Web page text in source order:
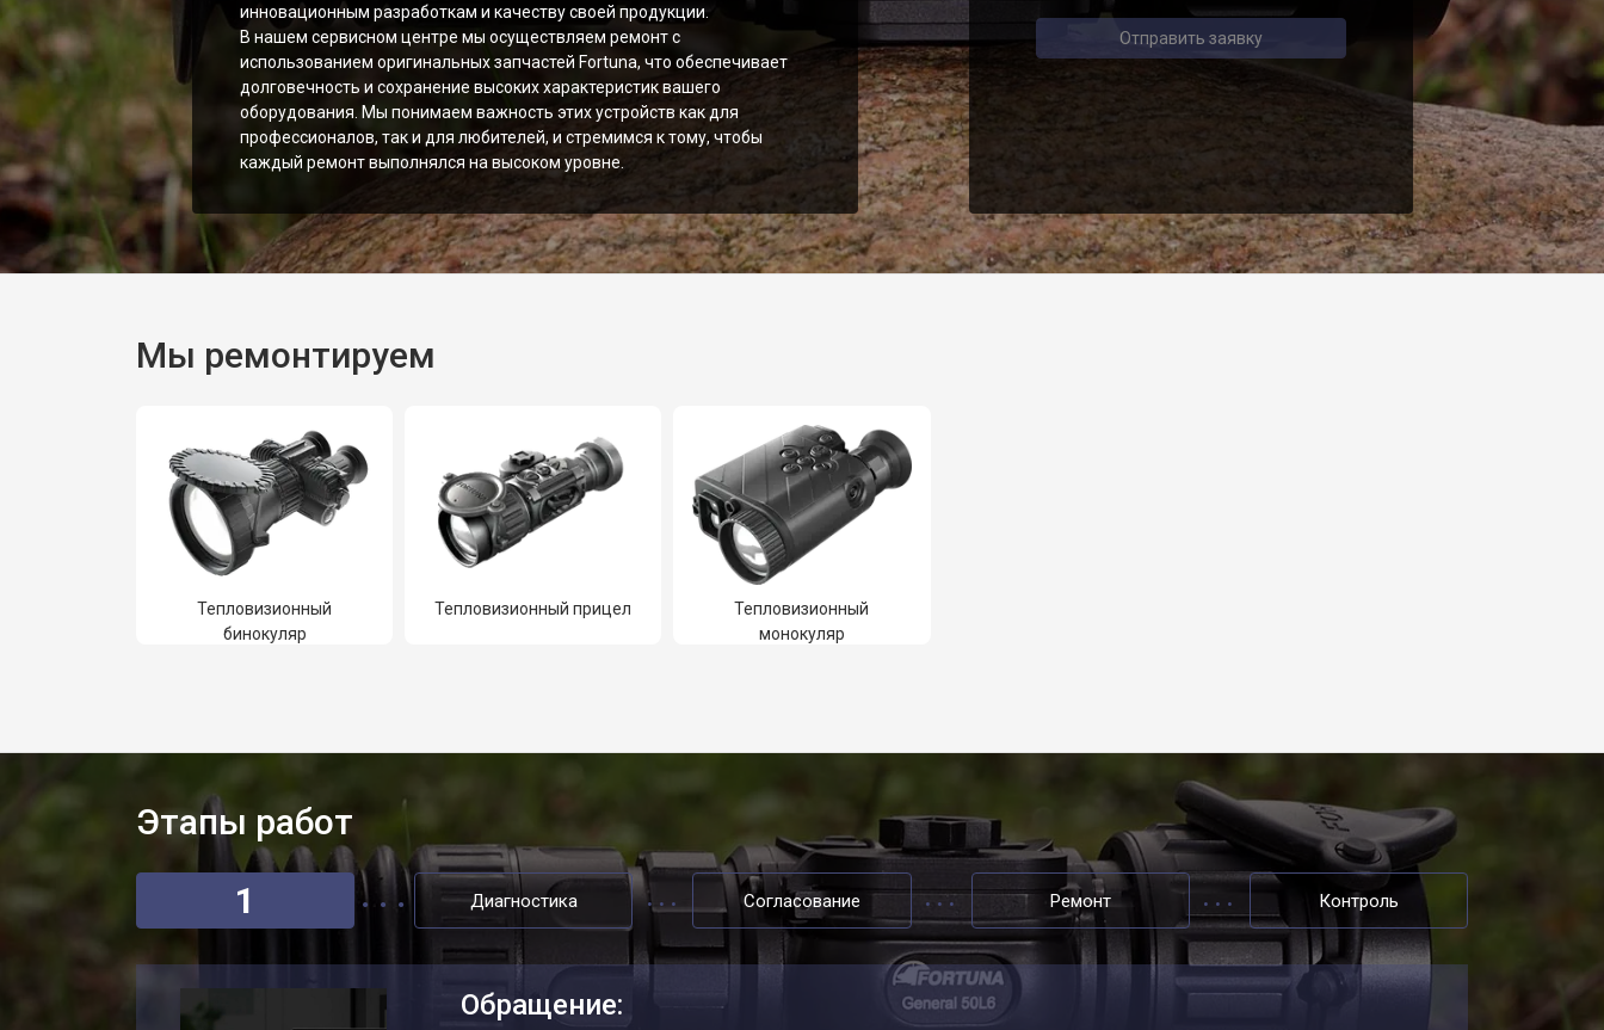
инновационным разработкам и качеству своей продукции.
В нашем сервисном центре мы осуществляем ремонт с
использованием оригинальных запчастей Fortuna, что обеспечивает
долговечность и сохранение высоких характеристик вашего
оборудования. Мы понимаем важность этих устройств как для
профессионалов, так и для любителей, и стремимся к тому, чтобы
каждый ремонт выполнялся на высоком уровне.
Отправить заявку
Мы ремонтируем
Тепловизионный
бинокуляр
Тепловизионный прицел
Тепловизионный
монокуляр
Этапы работ
1
Диагностика Согласование Ремонт Контроль
Обращение: